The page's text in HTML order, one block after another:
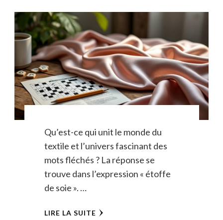
Qu’est-ce qui unit le monde du
textile et l’univers fascinant des
mots fléchés ? La réponse se
trouve dans l’expression « étoffe
de soie ». …
LIRE LA SUITE